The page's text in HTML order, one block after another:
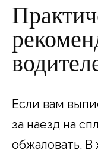
Если вам
за наезд на
обжаловать. В